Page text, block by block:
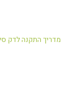
מדריך התקנה לדק